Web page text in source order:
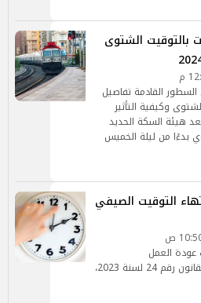
بالتوقيت الشتوى
القادمة تفاصيل
وكيفية التأثير
هيئة السكة الحديد
بدءًا من ليلة الخميس
التوقيت الصيفي
عودة العمل
بنظام التوقيت الصيفي تنفيذًا للقانون رقم 24 لسنة 2023،